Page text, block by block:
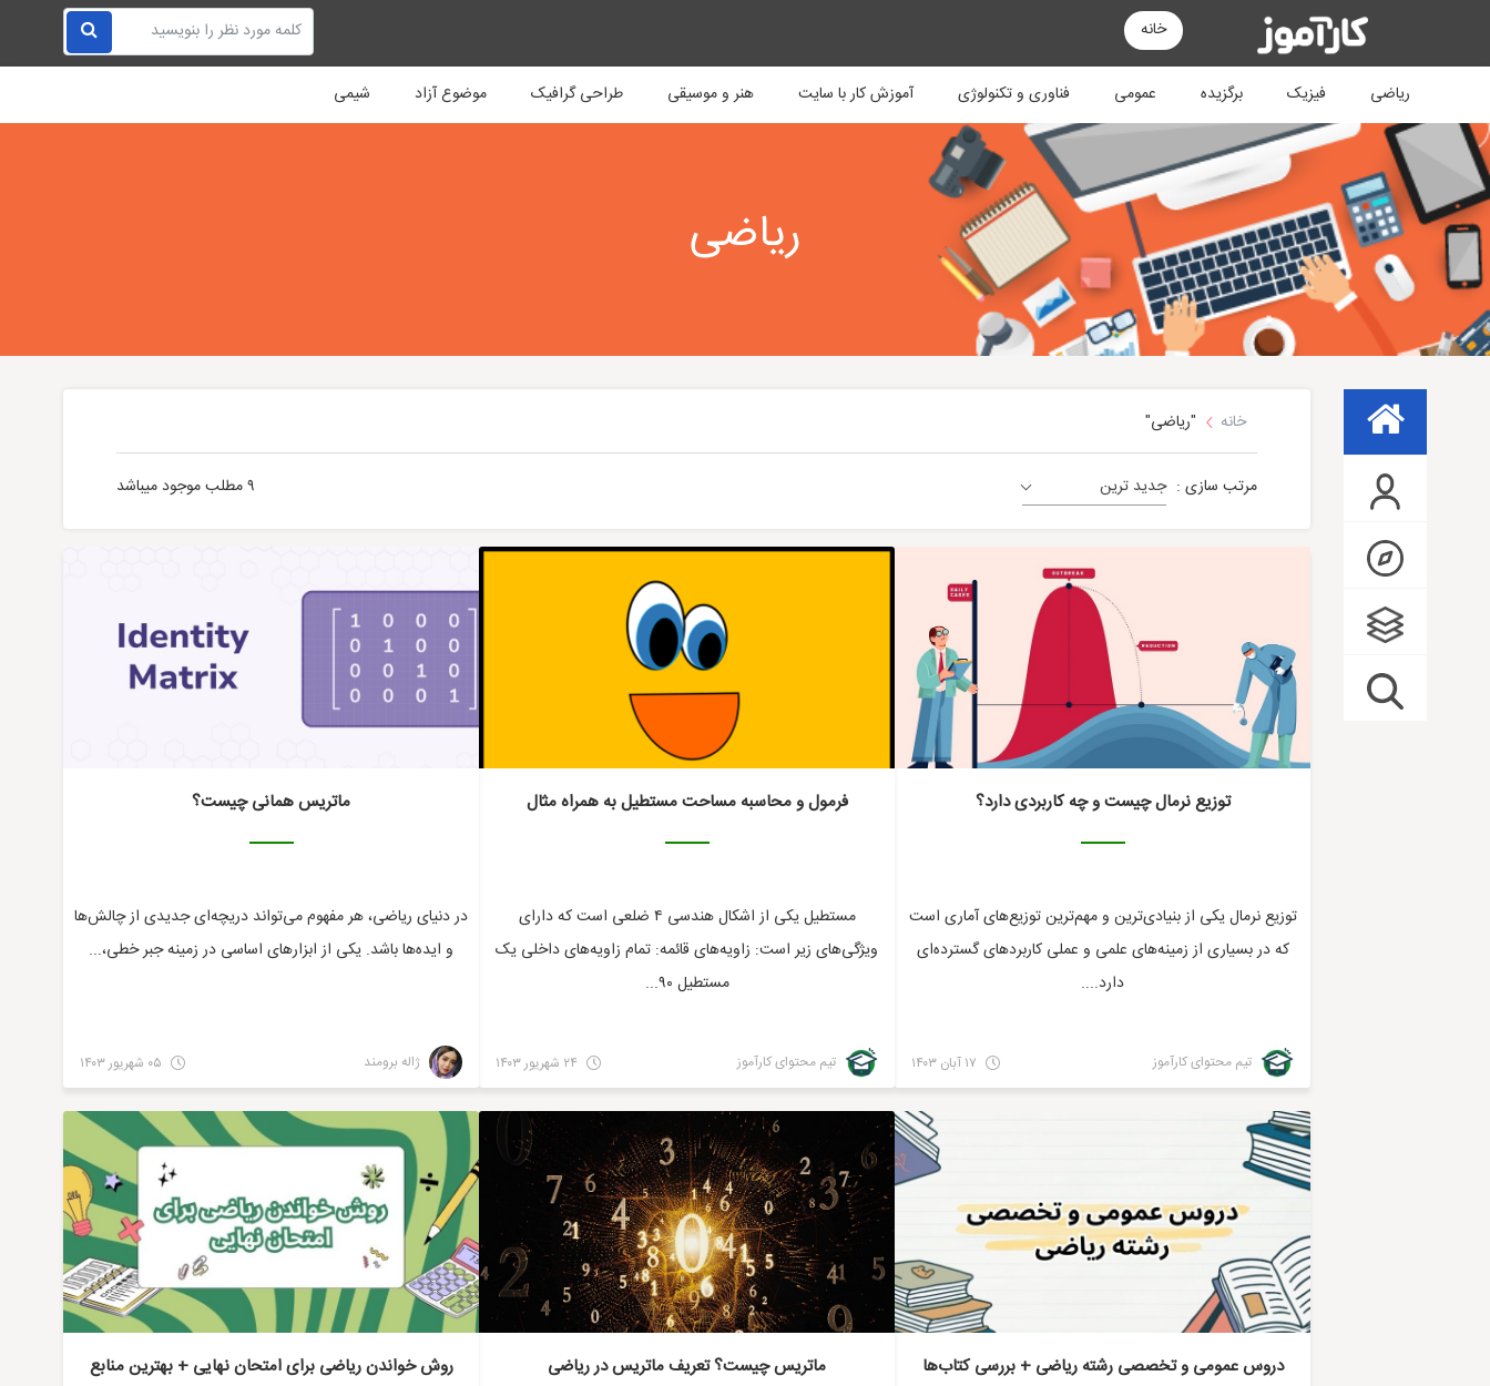
خانه
ریاضی فیزیک برگزیده عمومی فناوری و تکنولوژی آموزش کار با سایت هنر و موسیقی طراحی گرافیک موضوع آزاد شیمی
ریاضی
خانه "ریاضی"
مرتب سازی : جدید ترین ۹ مطلب موجود میباشد
توزیع نرمال چیست و چه کاربردی دارد؟
توزیع نرمال یکی از بنیادی‌ترین و مهم‌ترین توزیع‌های آماری است
که در بسیاری از زمینه‌های علمی و عملی کاربردهای گسترده‌ای
دارد....
تیم محتوای کارآموز
فرمول و محاسبه مساحت مستطیل به همراه مثال
مستطیل یکی از اشکال هندسی ۴ ضلعی است که دارای
ویژگی‌های زیر است: زاویه‌های قائمه: تمام زاویه‌های داخلی یک
مستطیل ۹۰...
تیم محتوای کارآموز
ماتریس همانی چیست؟
در دنیای ریاضی، هر مفهوم می‌تواند دریچه‌ای جدیدی از چالش‌ها
و ایده‌ها باشد. یکی از ابزارهای اساسی در زمینه جبر خطی،...
ژاله برومند ریاضی
دروس عمومی و تخصصی رشته ریاضی + بررسی کتاب‌ها
ریاضی
ماتریس چیست؟ تعریف ماتریس در ریاضی
ریاضی
روش خواندن ریاضی برای امتحان نهایی + بهترین منابع